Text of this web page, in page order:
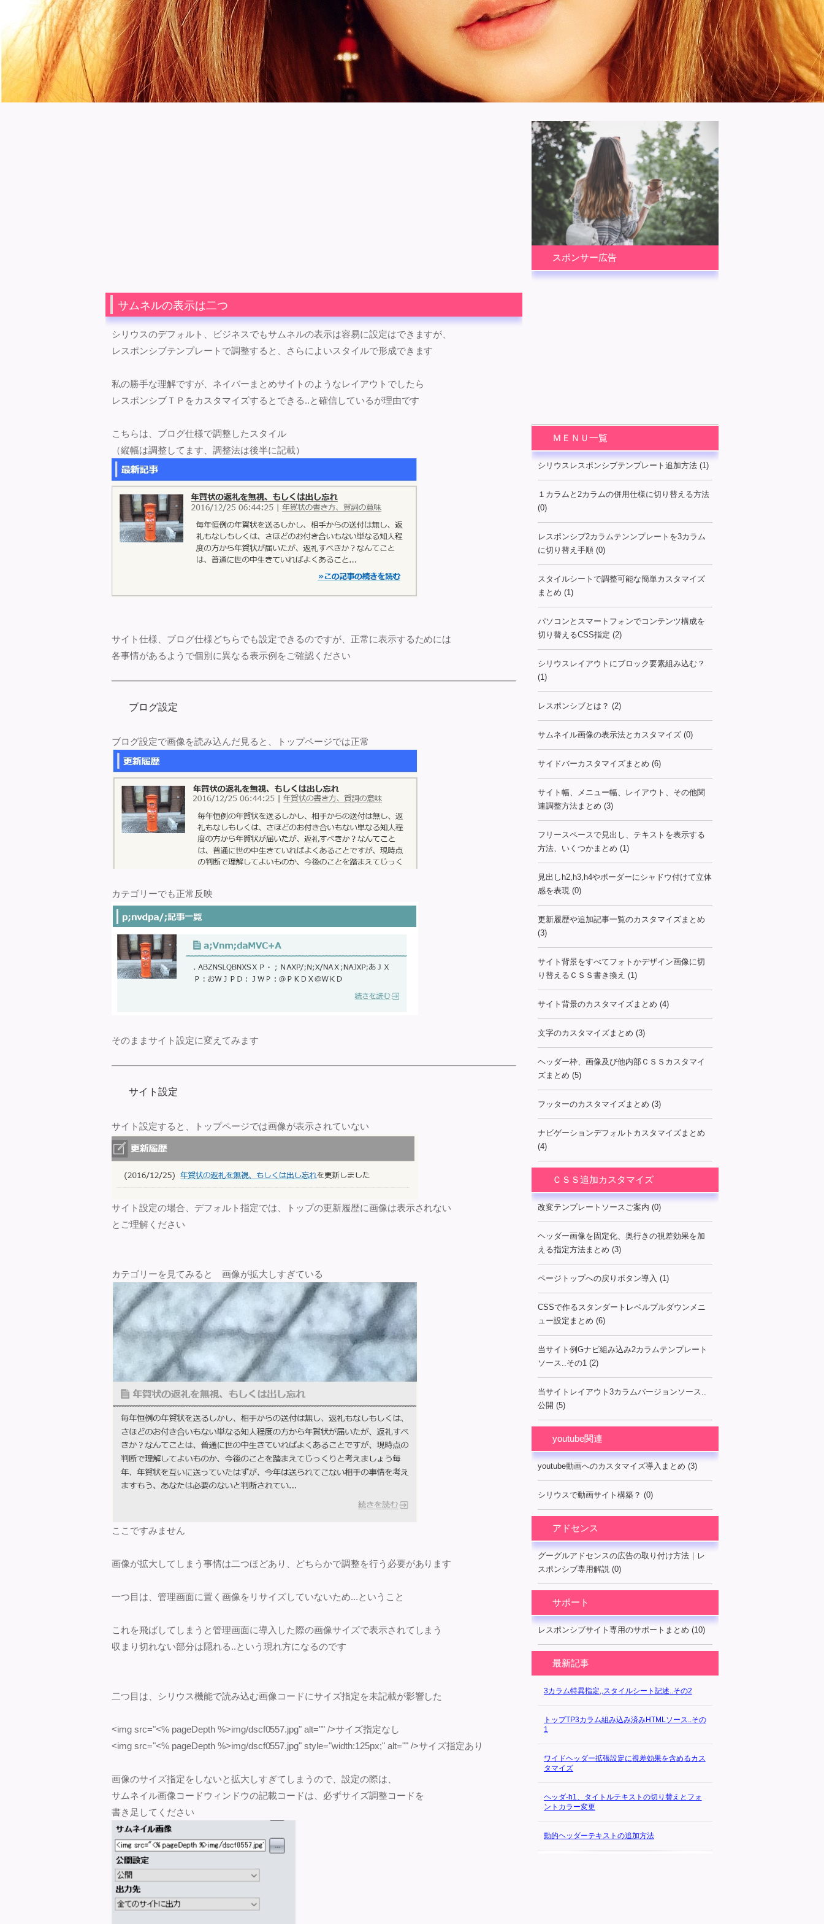
サムネルの表示は二つ
シリウスのデフォルト、ビジネスでもサムネルの表示は容易に設定はできますが、
レスポンシブテンプレートで調整すると、さらによいスタイルで形成できます
私の勝手な理解ですが、ネイバーまとめサイトのようなレイアウトでしたら
レスポンシブＴＰをカスタマイズするとできる..と確信しているが理由です
こちらは、ブログ仕様で調整したスタイル
（縦幅は調整してます、調整法は後半に記載）
サイト仕様、ブログ仕様どちらでも設定できるのですが、正常に表示するためには
各事情があるようで個別に異なる表示例をご確認ください
ブログ設定
ブログ設定で画像を読み込んだ見ると、トップページでは正常
カテゴリーでも正常反映
そのままサイト設定に変えてみます
サイト設定
サイト設定すると、トップページでは画像が表示されていない
サイト設定の場合、デフォルト指定では、トップの更新履歴に画像は表示されない
とご理解ください
カテゴリーを見てみると 画像が拡大しすぎている
ここですみません
画像が拡大してしまう事情は二つほどあり、どちらかで調整を行う必要があります
一つ目は、管理画面に置く画像をリサイズしていないため...ということ
これを飛ばしてしまうと管理画面に導入した際の画像サイズで表示されてしまう
収まり切れない部分は隠れる..という現れ方になるのです
二つ目は、シリウス機能で読み込む画像コードにサイズ指定を未記載が影響した
<img src="<% pageDepth %>img/dscf0557.jpg" alt="" />サイズ指定なし
<img src="<% pageDepth %>img/dscf0557.jpg" style="width:125px;" alt="" />サイズ指定あり
画像のサイズ指定をしないと拡大しすぎてしまうので、設定の際は、
サムネイル画像コードウィンドウの記載コードは、必ずサイズ調整コードを
書き足してください
スポンサー広告
ＭＥＮＵ一覧
シリウスレスポンシブテンプレート追加方法 (1)
１カラムと2カラムの併用仕様に切り替える方法
(0)
レスポンシブ2カラムテンンプレートを3カラム
に切り替え手順 (0)
スタイルシートで調整可能な簡単カスタマイズ
まとめ (1)
パソコンとスマートフォンでコンテンツ構成を
切り替えるCSS指定 (2)
シリウスレイアウトにブロック要素組み込む？
(1)
レスポンシブとは？ (2)
サムネイル画像の表示法とカスタマイズ (0)
サイドバーカスタマイズまとめ (6)
サイト幅、メニュー幅、レイアウト、その他関
連調整方法まとめ (3)
フリースペースで見出し、テキストを表示する
方法、いくつかまとめ (1)
見出しh2,h3,h4やボーダーにシャドウ付けて立体
感を表現 (0)
更新履歴や追加記事一覧のカスタマイズまとめ
(3)
サイト背景をすべてフォトかデザイン画像に切
り替えるＣＳＳ書き換え (1)
サイト背景のカスタマイズまとめ (4)
文字のカスタマイズまとめ (3)
ヘッダー枠、画像及び他内部ＣＳＳカスタマイ
ズまとめ (5)
フッターのカスタマイズまとめ (3)
ナビゲーションデフォルトカスタマイズまとめ
(4)
ＣＳＳ追加カスタマイズ
改変テンプレートソースご案内 (0)
ヘッダー画像を固定化、奥行きの視差効果を加
える指定方法まとめ (3)
ページトップへの戻りボタン導入 (1)
CSSで作るスタンダートレベルプルダウンメニ
ュー設定まとめ (6)
当サイト例Gナビ組み込み2カラムテンプレート
ソース..その1 (2)
当サイトレイアウト3カラムバージョンソース..
公開 (5)
youtube関連
youtube動画へのカスタマイズ導入まとめ (3)
シリウスで動画サイト構築？ (0)
アドセンス
グーグルアドセンスの広告の取り付け方法｜レ
スポンシブ専用解説 (0)
サポート
レスポンシブサイト専用のサポートまとめ (10)
最新記事
3カラム特異指定,,スタイルシート記述..その2
トップTP3カラム組み込み済みHTMLソース..その
1
ワイドヘッダー拡張設定に視差効果を含めるカス
タマイズ
ヘッダ-h1、タイトルテキストの切り替えとフォ
ントカラー変更
動的ヘッダーテキストの追加方法